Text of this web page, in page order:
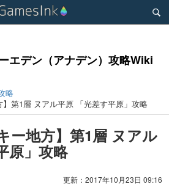
エデン（アナデン）攻略Wiki
略
】第1層 ヌアル平原 「光差す平原」攻略
ー地方】第1層 ヌアル
原」攻略
更新：2017年10月23日 09:16